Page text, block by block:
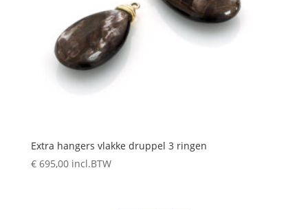
Extra hangers vlakke druppel 3 ringen
€695,00 incl.BTW